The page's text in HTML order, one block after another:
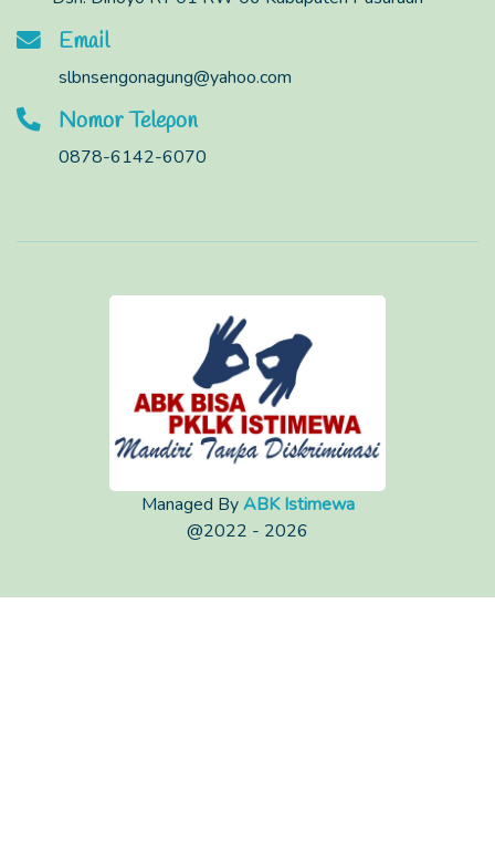
Email
slbnsengonagung@yahoo.com
Nomor Telepon
0878-6142-6070
Managed ByABK Istimewa
@2022 - 2026